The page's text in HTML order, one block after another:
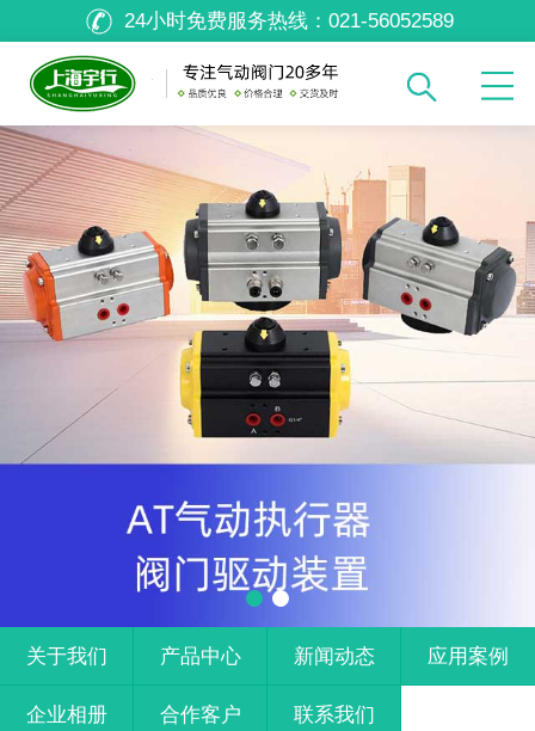
24小时免费服务热线： 021-56052589
关于我们 产品中心 新闻动态 应用案例
企业相册 合作客户 联系我们